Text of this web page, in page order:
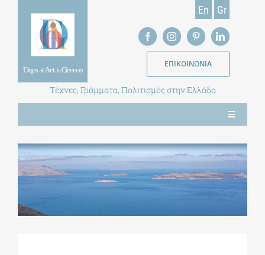
En Gr
ΕΠΙΚΟΙΝΩΝΙΑ
Τέχνες, Γράμματα, Πολιτισμός στην Ελλάδα
Toggle
Navigation
ΝΕΑ
ΕΝΤΥΠΗ ΕΚΔΟΣΗ